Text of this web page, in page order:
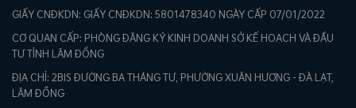
GIẤY CNĐKDN: GIẤY CNĐKDN: 5801478340 NGÀY CẤP 07/01/2022
CƠ QUAN CẤP: PHÒNG ĐĂNG KÝ KINH DOANH SỞ KẾ HOẠCH VÀ ĐẦU
TƯ TỈNH LÂM ĐỒNG
ĐỊA CHỈ: 2BIS ĐƯỜNG BA THÁNG TƯ, PHƯỜNG XUÂN HƯƠNG - ĐÀ LẠT,
LÂM ĐỒNG